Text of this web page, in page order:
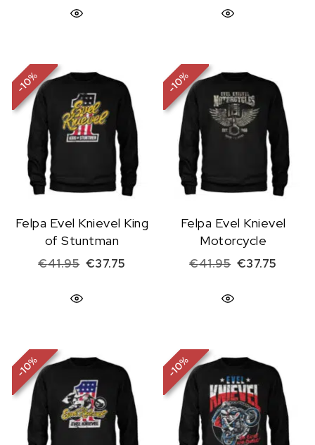
-
10
%
Felpa Evel Knievel King
of Stuntman
€41.95 Il prezzo originale era: €41.95.
€37.75 Il prezzo attuale è: €37.75.
-
10
%
Felpa Evel Knievel
Motorcycle
€41.95 Il prezzo
€37.75
-
10
%
-
10
%